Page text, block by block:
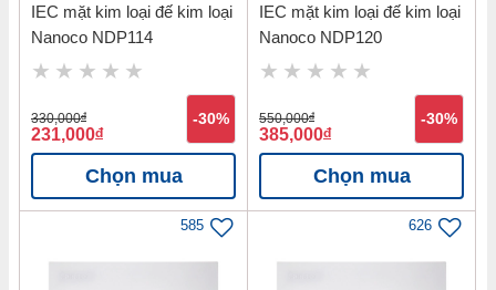
IEC mặt kim loại đế kim loại
Nanoco NDP114
330,000đ
231,000đ
-30%
Chọn mua
IEC mặt kim loại đế kim loại
Nanoco NDP120
550,000đ
385,000đ
-30%
Chọn mua
585 626